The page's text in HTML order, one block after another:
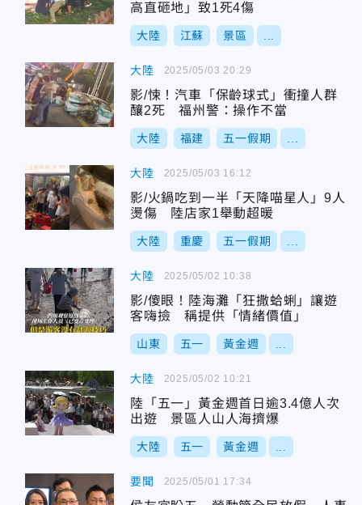
高直砸地」致1死4傷
大陸 江蘇 景區
大陸
影/悚！汽車「保齡球式」衝撞人群
釀2死 福州警：操作不當
大陸 福建 五一假期
2025/05/03 20:29
大陸
影/火鍋吃到一半「天降喵星人」9人
燙傷 陸店家1舉動超暖
大陸 重慶 五一假期
2025/05/03 16:12
大陸
影/傻眼！陸海灘「狂撒蛤蜊」讓遊
客嗨撿 稱提供「情緒價值」
山東 五一 黃金週
2025/05/02 10:38
大陸
陸「五一」黃金週首日逾3.4億人次
出遊 景區人山人海擠爆
大陸 五一 黃金週
2025/05/02 10:21
要聞 2025/05/01 17:34